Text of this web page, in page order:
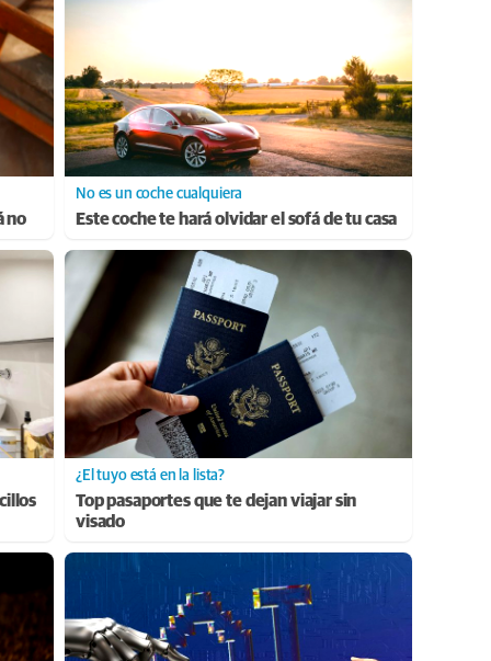
no
No es un coche cualquiera
Este coche te hará olvidar el sofá de tu casa
¿El tuyo está en la lista?
Top pasaportes que te dejan viajar sin
visado